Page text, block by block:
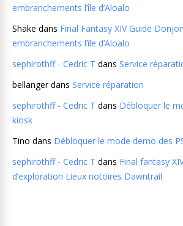
embranchements l’île d’Aloalo
Shake dans Final Fantasy XIV Guide
embranchements l’île d’Aloalo
sephirothff - Cedric T dans Service
bellangerdans Service réparation
sephirothff - Cedric T dans Débloquer le
kiosk
Tino dans Débloquer le mode demo des
sephirothff - Cedric T dans Final fantasy
d’exploration Lieux notoires Dawntrail